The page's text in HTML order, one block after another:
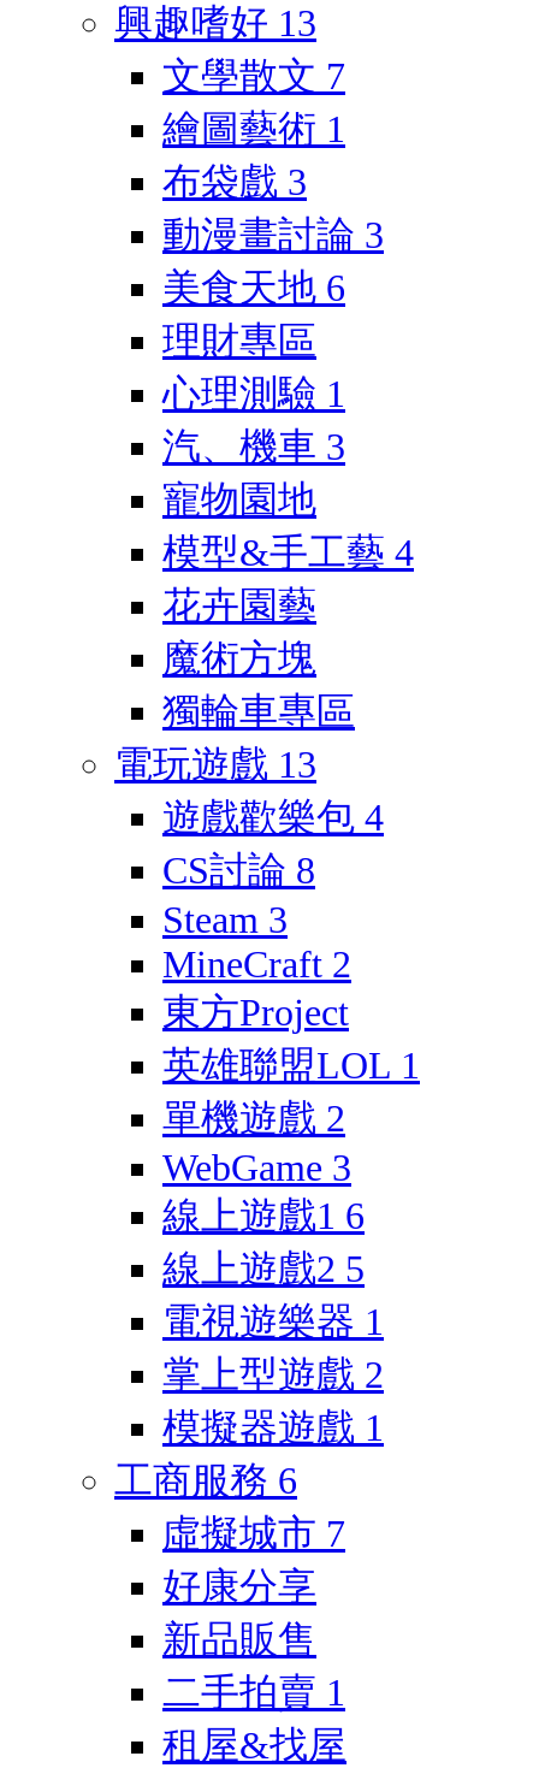
興趣嗜好 13
文學散文 7
繪圖藝術 1
布袋戲 3
動漫畫討論 3
美食天地 6
理財專區
心理測驗 1
汽、機車 3
寵物園地
模型&手工藝 4
花卉園藝
魔術方塊
獨輪車專區
電玩遊戲 13
遊戲歡樂包 4
CS討論 8
Steam 3
MineCraft 2
東方Project
英雄聯盟LOL 1
單機遊戲 2
WebGame 3
線上遊戲1 6
線上遊戲2 5
電視遊樂器 1
掌上型遊戲 2
模擬器遊戲 1
工商服務 6
虛擬城市 7
好康分享
新品販售
二手拍賣 1
租屋&找屋